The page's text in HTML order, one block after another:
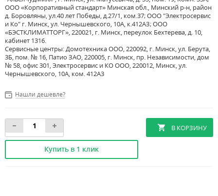
ООО «Корпоративный стандарт» Минская обл., Минский р-н, район
д. Боровляны, ул.40 лет Победы, д.27/1, ком.37; ООО "Электросервис
и Ко" г. Минск, ул. Чернышевского, 10А, к.412АЗ; ООО
«БЭСТКЛИМАТТОРГ», 220021, г. Минск, переулок Бехтерева, д. 10,
кабинет 1316.
Сервисные центры: Домотехника ООО, 220092, г. Минск, ул. Берута,
3Б, пом. № 16, Патио ЗАО, 220005, г. Минск, пр. Независимости, дом
№ 58, офис 301, Электросервис и КО ООО, 220012, Минск, ул.
Чернышевского, 10А, ком. 412А3
Нашли дешевле?
Купить в 1 клик